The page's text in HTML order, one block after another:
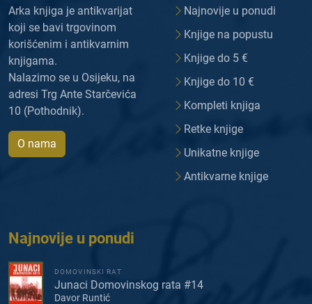
Arka knjiga je antikvarijat
koji se bavi trgovinom
korišćenim i antikvarnim
knjigama.
Nalazimo se u Osijeku, na
adresi Trg Ante Starčevića
10 (Pothodnik).
O nama
Najnovije u ponudi
Knjige na popustu
Knjige do 5 €
Knjige do 10 €
Kompleti knjiga
Retke knjige
Unikatne knjige
Antikvarne knjige
Najnovije u ponudi
DOMOVINSKI RAT
Junaci Domovinskog rata #14
Davor Runtić